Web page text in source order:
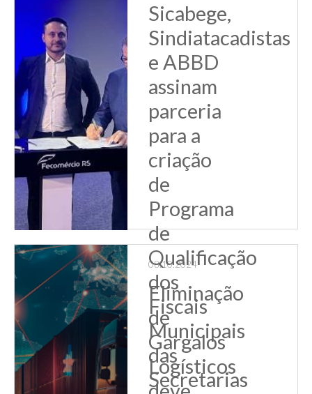
Leia Mais
Sicabege,
Sindiatacadistas
e ABBD
assinam
parceria
para a
criação
de
Programa
de
Qualificação
dos
Fiscais
Municipais
das
Secretarias
08.10.2024
Eliminação
de
Gargalos
Logísticos